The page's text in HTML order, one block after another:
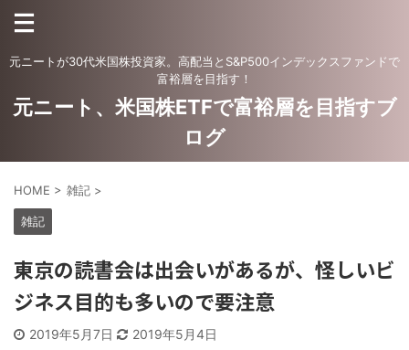
元ニートが30代米国株投資家。高配当とS&P500インデックスファンドで
富裕層を目指す！
元ニート、米国株ETFで富裕層を目指すブ
ログ
HOME > 雑記 >
雑記
東京の読書会は出会いがあるが、怪しいビ
ジネス目的も多いので要注意
2019年5月7日 2019年5月4日